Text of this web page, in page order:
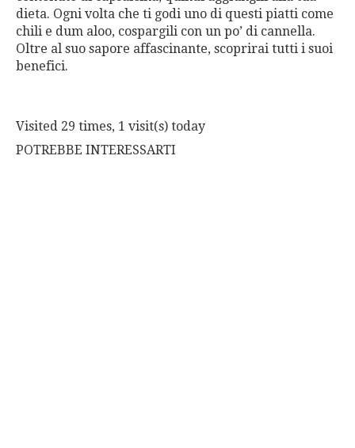
dieta. Ogni volta che ti godi uno di questi piatti come
chili e dum aloo, cospargili con un po’ di cannella.
Oltre al suo sapore affascinante, scoprirai tutti i suoi
benefici.
Visited 29 times, 1 visit(s) today
POTREBBE INTERESSARTI